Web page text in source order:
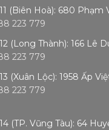
(Biên Hoà): 680
223 779
(Long Thành): 166 Lê
223 779
(Xuân Lộc): 1958 Ấp
223 779
(TP. Vũng Tàu): 64